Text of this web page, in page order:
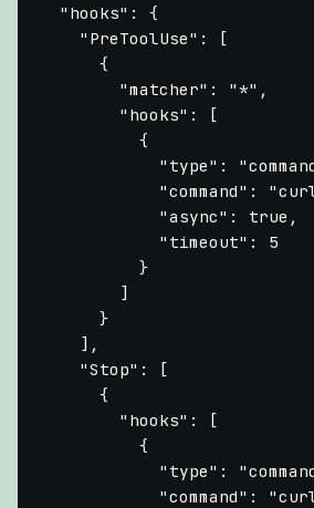
"hooks" :
{
"PreToolUse" :
[
{
"matcher" : "*" ,
"hooks" :
[
{
"type" :
"command" :
"async" : true ,
"timeout" :
5
}
]
}
] ,
"Stop" :
[
{
"hooks" :
[
{
"type" :
"command" :